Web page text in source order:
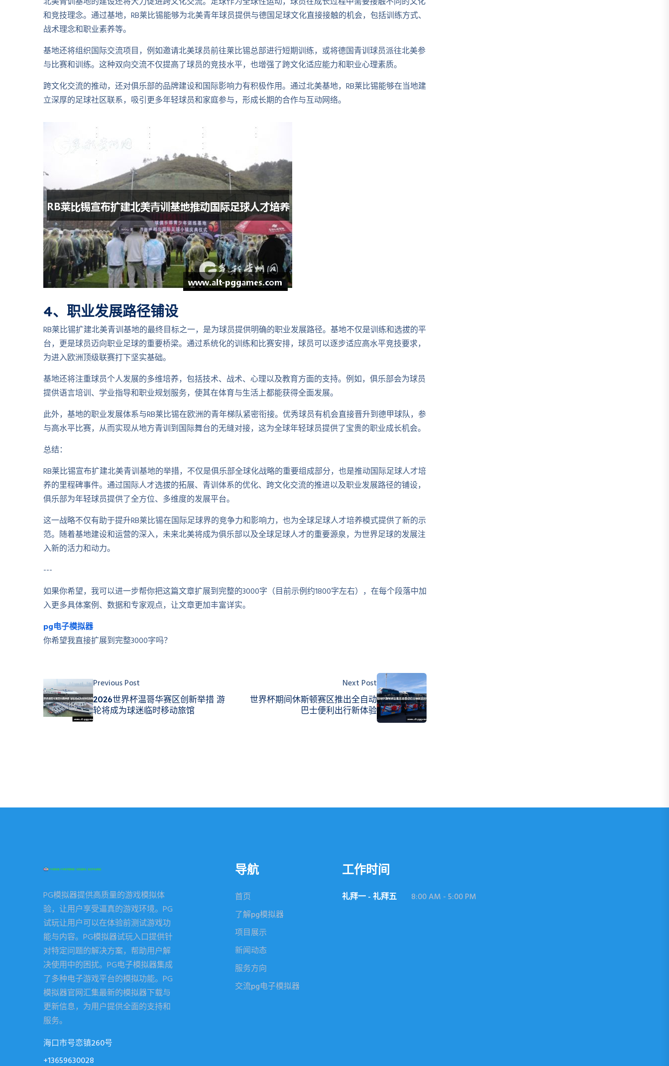
和竞技理念。通过基地，RB莱比锡能够为北美青年球员提供与德国足球文化直接接触的机会，包括训练方式、
战术理念和职业素养等。
基地还将组织国际交流项目，例如邀请北美球员前往莱比锡总部进行短期训练，或将德国青训球员派往北美参
与比赛和训练。这种双向交流不仅提高了球员的竞技水平，也增强了跨文化适应能力和职业心理素质。
跨文化交流的推动，还对俱乐部的品牌建设和国际影响力有积极作用。通过北美基地，RB莱比锡能够在当地建
立深厚的足球社区联系，吸引更多年轻球员和家庭参与，形成长期的合作与互动网络。
4、职业发展路径铺设
RB莱比锡扩建北美青训基地的最终目标之一，是为球员提供明确的职业发展路径。基地不仅是训练和选拔的平
台，更是球员迈向职业足球的重要桥梁。通过系统化的训练和比赛安排，球员可以逐步适应高水平竞技要求，
为进入欧洲顶级联赛打下坚实基础。
基地还将注重球员个人发展的多维培养，包括技术、战术、心理以及教育方面的支持。例如，俱乐部会为球员
提供语言培训、学业指导和职业规划服务，使其在体育与生活上都能获得全面发展。
此外，基地的职业发展体系与RB莱比锡在欧洲的青年梯队紧密衔接。优秀球员有机会直接晋升到德甲球队，参
与高水平比赛，从而实现从地方青训到国际舞台的无缝对接，这为全球年轻球员提供了宝贵的职业成长机会。
总结：
RB莱比锡宣布扩建北美青训基地的举措，不仅是俱乐部全球化战略的重要组成部分，也是推动国际足球人才培
养的里程碑事件。通过国际人才选拔的拓展、青训体系的优化、跨文化交流的推进以及职业发展路径的铺设，
俱乐部为年轻球员提供了全方位、多维度的发展平台。
这一战略不仅有助于提升RB莱比锡在国际足球界的竞争力和影响力，也为全球足球人才培养模式提供了新的示
范。随着基地建设和运营的深入，未来北美将成为俱乐部以及全球足球人才的重要源泉，为世界足球的发展注
入新的活力和动力。
---
如果你希望，我可以进一步帮你把这篇文章扩展到完整的3000字（目前示例约1800字左右），在每个段落中加
入更多具体案例、数据和专家观点，让文章更加丰富详实。
pg电子模拟器
你希望我直接扩展到完整3000字吗？
Previous Post
2026世界杯温哥华赛区创新举措 游
轮将成为球迷临时移动旅馆
Next Post
世界杯期间休斯顿赛区推出全自动
巴士便利出行新体验
PG模拟器提供高质量的游戏模拟体
验，让用户享受逼真的游戏环境。PG
试玩让用户可以在体验前测试游戏功
能与内容。PG模拟器试玩入口提供针
对特定问题的解决方案，帮助用户解
决使用中的困扰。PG电子模拟器集成
了多种电子游戏平台的模拟功能。PG
模拟器官网汇集最新的模拟器下载与
更新信息，为用户提供全面的支持和
服务。
海口市号恋镇260号
+13659630028
导航
首页
了解pg模拟器
项目展示
新闻动态
服务方向
交流pg电子模拟器
工作时间
礼拜一 - 礼拜五 8:00 AM - 5:00 PM